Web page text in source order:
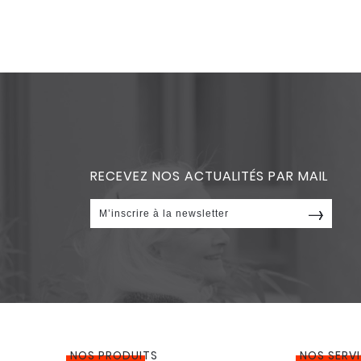
RECEVEZ NOS ACTUALITÉS PAR MAIL
NOS PRODUITS NOS